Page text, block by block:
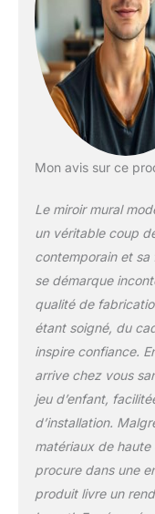
Mon avis sur ce
Le miroir mural
un véritable coup
contemporain et sa
se démarque
qualité de
étant soigné, du
inspire confiance.
arrive chez vous
jeu d’enfant,
d’installation.
matériaux de haute
procure dans une
produit livre un